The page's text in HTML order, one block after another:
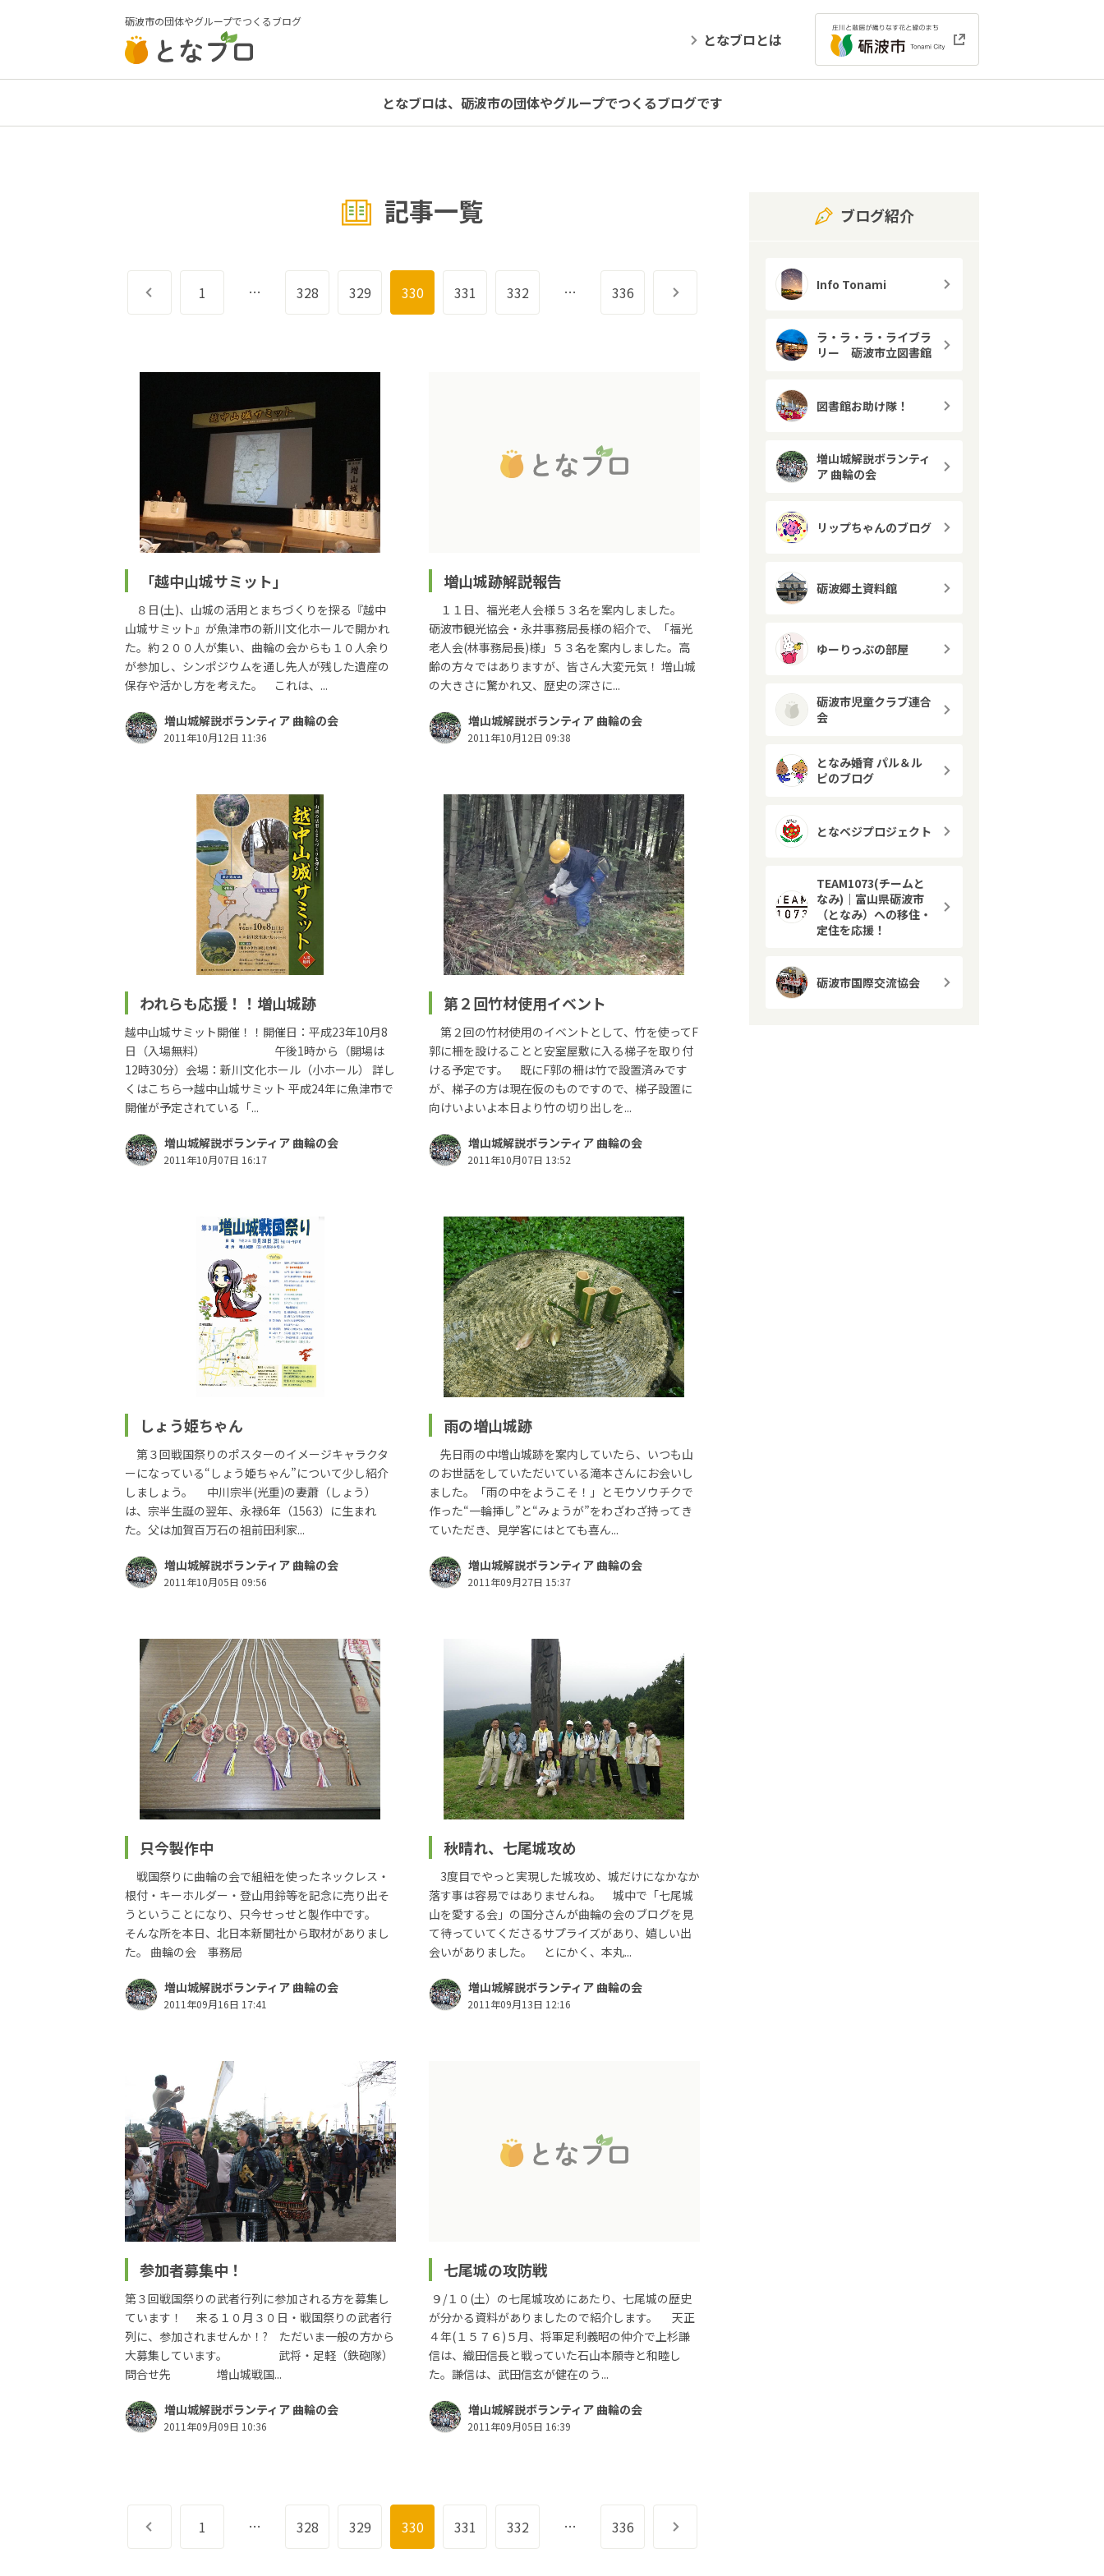
砺波市の団体やグループでつくるブログ
となブロとは
となブロは、砺波市の団体やグループでつくるブログです
記事一覧
1 … 328 329 330 331 332 … 336
「越中山城サミット」
８日(土)、山城の活用とまちづくりを探る『越中
山城サミット』が魚津市の新川文化ホールで開かれ
た。約２００人が集い、曲輪の会からも１０人余り
が参加し、シンポジウムを通し先人が残した遺産の
保存や活かし方を考えた。 これは、...
増山城解説ボランティア 曲輪の会
2011年10月12日 11:36
増山城跡解説報告
１１日、福光老人会様５３名を案内しました。
砺波市観光協会・永井事務局長様の紹介で、「福光
老人会(林事務局長)様」５３名を案内しました。高
齢の方々ではありますが、皆さん大変元気！ 増山城
の大きさに驚かれ又、歴史の深さに...
増山城解説ボランティア 曲輪の会
2011年10月12日 09:38
われらも応援！！増山城跡
越中山城サミット開催！！開催日：平成23年10月8
日（入場無料） 午後1時から（開場は
12時30分）会場：新川文化ホール（小ホール） 詳し
くはこちら→越中山城サミット 平成24年に魚津市で
開催が予定されている「...
増山城解説ボランティア 曲輪の会
2011年10月07日 16:17
第２回竹材使用イベント
第２回の竹材使用のイベントとして、竹を使ってF
郭に柵を設けることと安室屋敷に入る梯子を取り付
ける予定です。 既にF郭の柵は竹で設置済みです
が、梯子の方は現在仮のものですので、梯子設置に
向けいよいよ本日より竹の切り出しを...
増山城解説ボランティア 曲輪の会
2011年10月07日 13:52
しょう姫ちゃん
第３回戦国祭りのポスターのイメージキャラクタ
ーになっている“しょう姫ちゃん”について少し紹介
しましょう。 中川宗半(光重)の妻蕭（しょう）
は、宗半生誕の翌年、永禄6年（1563）に生まれ
た。父は加賀百万石の祖前田利家...
増山城解説ボランティア 曲輪の会
2011年10月05日 09:56
雨の増山城跡
先日雨の中増山城跡を案内していたら、いつも山
のお世話をしていただいている滝本さんにお会いし
ました。「雨の中をようこそ！」とモウソウチクで
作った“一輪挿し”と“みょうが”をわざわざ持ってき
ていただき、見学客にはとても喜ん...
増山城解説ボランティア 曲輪の会
2011年09月27日 15:37
只今製作中
戦国祭りに曲輪の会で組紐を使ったネックレス・
根付・キーホルダー・登山用鈴等を記念に売り出そ
うということになり、只今せっせと製作中です。
そんな所を本日、北日本新聞社から取材がありまし
た。 曲輪の会 事務局
増山城解説ボランティア 曲輪の会
2011年09月16日 17:41
秋晴れ、七尾城攻め
3度目でやっと実現した城攻め、城だけになかなか
落す事は容易ではありませんね。 城中で「七尾城
山を愛する会」の国分さんが曲輪の会のブログを見
て待っていてくださるサプライズがあり、嬉しい出
会いがありました。 とにかく、本丸...
増山城解説ボランティア 曲輪の会
2011年09月13日 12:16
参加者募集中！
第３回戦国祭りの武者行列に参加される方を募集し
ています！ 来る１０月３０日・戦国祭りの武者行
列に、参加されませんか！? ただいま一般の方から
大募集しています。 武将・足軽（鉄砲隊）
問合せ先 増山城戦国...
増山城解説ボランティア 曲輪の会
2011年09月09日 10:36
七尾城の攻防戦
９/１０(土）の七尾城攻めにあたり、七尾城の歴史
が分かる資料がありましたので紹介します。 天正
４年(１５７６)５月、将軍足利義昭の仲介で上杉謙
信は、織田信長と戦っていた石山本願寺と和睦し
た。謙信は、武田信玄が健在のう...
増山城解説ボランティア 曲輪の会
2011年09月05日 16:39
1 … 328 329 330 331 332 … 336
ブログ紹介
Info Tonami
ラ・ラ・ラ・ライブラ
リー 砺波市立図書館
図書館お助け隊！
増山城解説ボランティ
ア 曲輪の会
リップちゃんのブログ
砺波郷土資料館
ゆーりっぷの部屋
砺波市児童クラブ連合
会
となみ婚育 パル＆ル
ピのブログ
となベジプロジェクト
TEAM1073(チームと
なみ)｜富山県砺波市
（となみ）への移住・
定住を応援！
砺波市国際交流協会